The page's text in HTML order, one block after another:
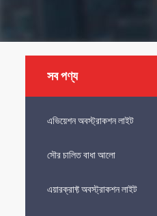
সব পণ্য
এভিয়েশন অবস্ট্রাকশন লাইট
সৌর চালিত বাধা আলো
এয়ারক্রাফ্ট অবস্ট্রাকশন লাইট